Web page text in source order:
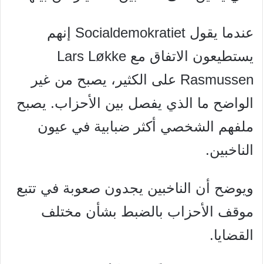
عندما يقول Socialdemokratiet إنهم
يستطيعون الاتفاق مع Lars Løkke
Rasmussen على الكثير، يصبح من غير
الواضح ما الذي يفصل بين الأحزاب. يصبح
ملفهم الشخصي أكثر ضبابية في عيون
الناخبين.
ويوضح أن الناخبين يجدون صعوبة في تتبع
موقف الأحزاب بالضبط بشأن مختلف
القضايا.